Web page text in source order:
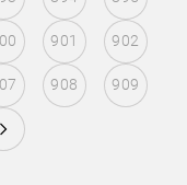
901 902
908 909